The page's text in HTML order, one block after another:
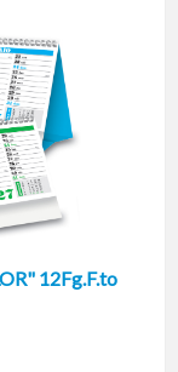
12Fg.F.to